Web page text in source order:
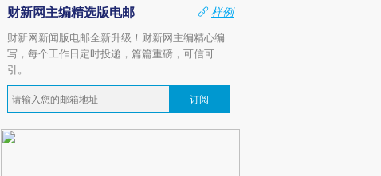
财新网主编精选版电邮
样例
财新网新闻版电邮全新升级！财新网主编精心编
写，每个工作日定时投递，篇篇重磅，可信可
引。
订阅